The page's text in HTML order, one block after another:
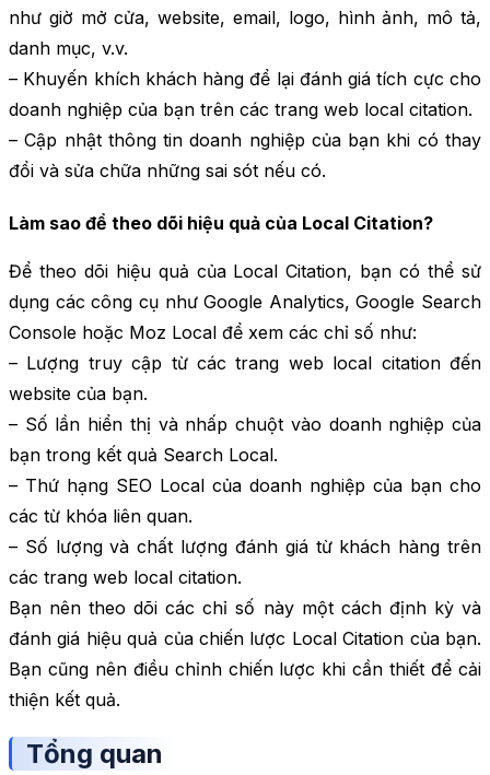
như giờ mở cửa, website, email, logo, hình ảnh, mô tả,
danh mục, v.v.
– Khuyến khích khách hàng để lại đánh giá tích cực cho
doanh nghiệp của bạn trên các trang web local citation.
– Cập nhật thông tin doanh nghiệp của bạn khi có thay
đổi và sửa chữa những sai sót nếu có.
Làm sao để theo dõi hiệu quả của Local Citation?
Để theo dõi hiệu quả của Local Citation, bạn có thể sử
dụng các công cụ như Google Analytics, Google Search
Console hoặc Moz Local để xem các chỉ số như:
– Lượng truy cập từ các trang web local citation đến
website của bạn.
– Số lần hiển thị và nhấp chuột vào doanh nghiệp của
bạn trong kết quả Search Local.
– Thứ hạng SEO Local của doanh nghiệp của bạn cho
các từ khóa liên quan.
– Số lượng và chất lượng đánh giá từ khách hàng trên
các trang web local citation.
Bạn nên theo dõi các chỉ số này một cách định kỳ và
đánh giá hiệu quả của chiến lược Local Citation của bạn.
Bạn cũng nên điều chỉnh chiến lược khi cần thiết để cải
thiện kết quả.
Tổng quan